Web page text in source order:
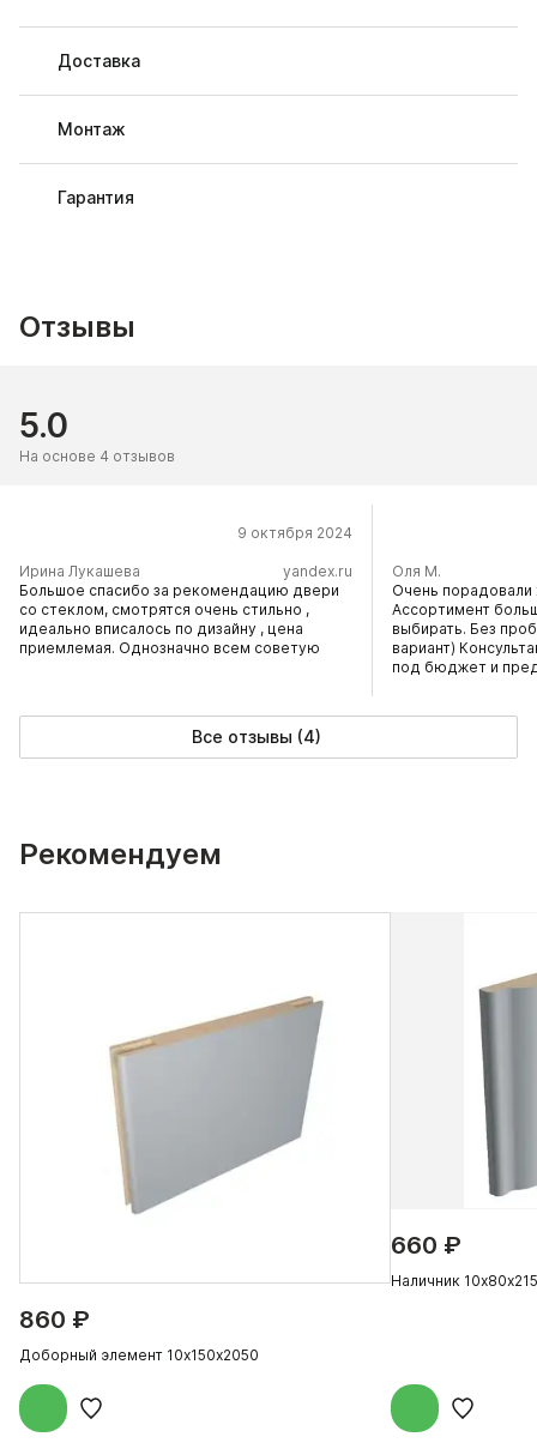
Доставка
Монтаж
Гарантия
Отзывы
5.0
На основе 4 отзывов
9 октября 2024
Ирина Лукашева
yandex.ru
Большое спасибо за рекомендацию двери
со стеклом, смотрятся очень стильно ,
идеально вписалось по дизайну , цена
приемлемая. Однозначно всем советую
Оля М.
Очень
Ассортимент
выбирать. Без
вариант)
под бюджет и
Все отзывы (4)
Рекомендуем
860 ₽
Доборный элемент 10х150х2050
660 ₽
Наличник